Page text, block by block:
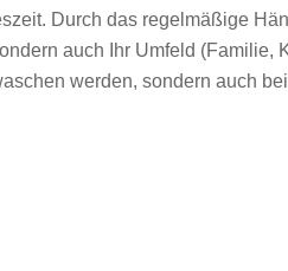
Durch das regelmäßige
auch Ihr Umfeld
werden, sondern auch